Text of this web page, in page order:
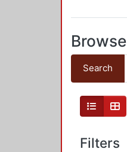
Browse
Search
Filters